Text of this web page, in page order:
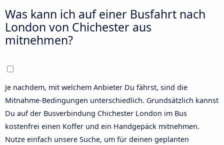
Was kann ich auf einer Busfahrt nach
London von Chichester aus
mitnehmen?
Je nachdem, mit welchem Anbieter Du fährst, sind die
Mitnahme-Bedingungen unterschiedlich. Grundsätzlich kannst
Du auf der Busverbindung Chichester London im Bus
kostenfrei einen Koffer und ein Handgepäck mitnehmen.
Nutze einfach unsere Suche, um für deinen geplanten